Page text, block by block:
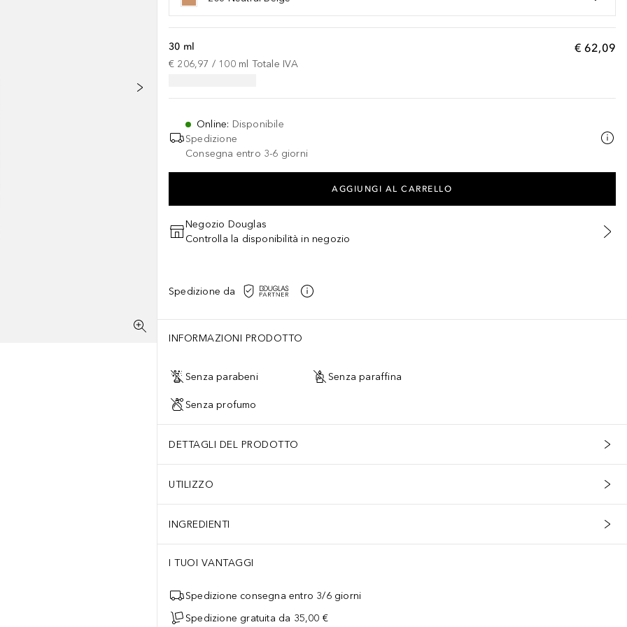
€ 62,09
30 ml
€ 206,97 / 100 ml Totale IVA
Online: Disponibile
Spedizione
Consegna entro 3-6 giorni
AGGIUNGI AL CARRELLO
Negozio Douglas
Controlla la disponibilità in negozio
Spedizione da
INFORMAZIONI PRODOTTO
Senza parabeni Senza paraffina
Senza profumo
DETTAGLI DEL PRODOTTO
UTILIZZO
INGREDIENTI
I TUOI VANTAGGI
Spedizione consegna entro 3/6 giorni
Spedizione gratuita da 35,00 €